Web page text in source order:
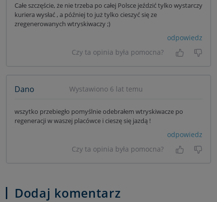
Całe szczęście, że nie trzeba po całej Polsce jeździć tylko wystarczy
kuriera wysłać , a później to już tylko cieszyć się ze
zregenerowanych wtryskiwaczy ;)
odpowiedz
Czy ta opinia była pomocna?
Tak, była
Nie
Dano Wystawiono 6 lat temu
wszytko przebiegło pomyślnie odebrałem wtryskiwacze po
regeneracji w waszej placówce i cieszę się jazdą !
odpowiedz
Czy ta opinia była pomocna?
Tak, była
Nie
Dodaj komentarz